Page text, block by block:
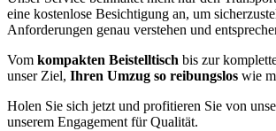
eine kostenlose Besichtigung an, um
Anforderungen genau verstehen und
Vom kompakten Beistelltisch bis zur
unser Ziel, Ihren Umzug so reibungslos wie
Holen Sie sich jetzt und profitieren Sie von
unserem Engagement für Qualität.